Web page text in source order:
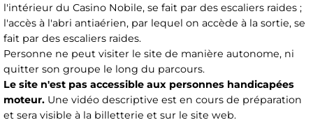
l'intérieur du Casino Nobile, se fait par des escaliers raides ;
l'accès à l'abri antiaérien, par lequel on accède à la sortie, se
fait par des escaliers raides.
Personne ne peut visiter le site de manière autonome, ni
quitter son groupe le long du parcours.
Le site n'est pas accessible aux personnes handicapées
moteur. Une vidéo descriptive est en cours de préparation
et sera visible à la billetterie et sur le site web.